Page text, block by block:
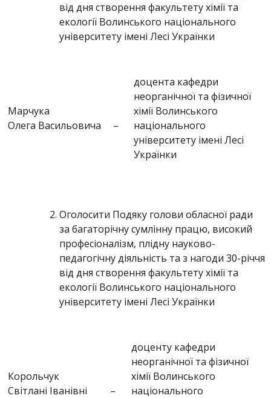
від дня створення факультету хімії та
екології Волинського національного
університету імені Лесі Українки
Марчука
Олега Васильовича
–
доцента кафедри
неорганічної та фізичної
хімії Волинського
національного
університету імені Лесі
Українки
Оголосити Подяку голови обласної ради
за багаторічну сумлінну працю, високий
професіоналізм, плідну науково-
педагогічну діяльність та з нагоди 30-річчя
від дня створення факультету хімії та
екології Волинського національного
університету імені Лесі Українки
Корольчук
Світлані Іванівні
–
доценту кафедри
неорганічної та фізичної
хімії Волинського
національного